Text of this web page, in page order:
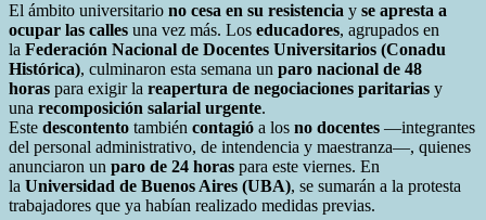
El ámbito universitario no cesa en su resistencia y se apresta a
ocupar las calles una vez más. Los educadores, agrupados en
la Federación Nacional de Docentes Universitarios (Conadu
Histórica), culminaron esta semana un paro nacional de 48
horas para exigir la reapertura de negociaciones paritarias y
una recomposición salarial urgente.
Este descontento también contagió a los no docentes —integrantes
del personal administrativo, de intendencia y maestranza—, quienes
anunciaron un paro de 24 horas para este viernes. En
la Universidad de Buenos Aires (UBA), se sumarán a la protesta
trabajadores que ya habían realizado medidas previas.